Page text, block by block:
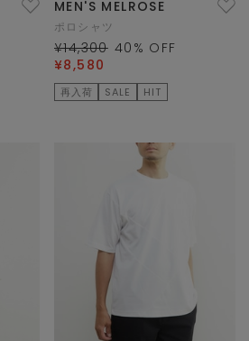
MEN'S MELROSE
ポロシャツ
¥14,300 40 % OFF
¥8,580
再入荷 SALE HIT